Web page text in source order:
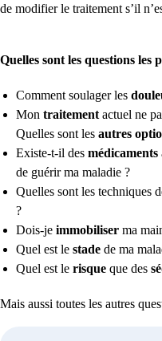
de modifier le traitement s’il
Quelles sont les questions les
Comment soulager les
Mon traitement actuel ne
Quelles sont les autres
Existe-t-il des médicaments
de guérir ma maladie ?
Quelles sont les techniques
?
Dois-je immobiliser ma
Quel est le stade de ma
Quel est le risque que des
Mais aussi toutes les autres